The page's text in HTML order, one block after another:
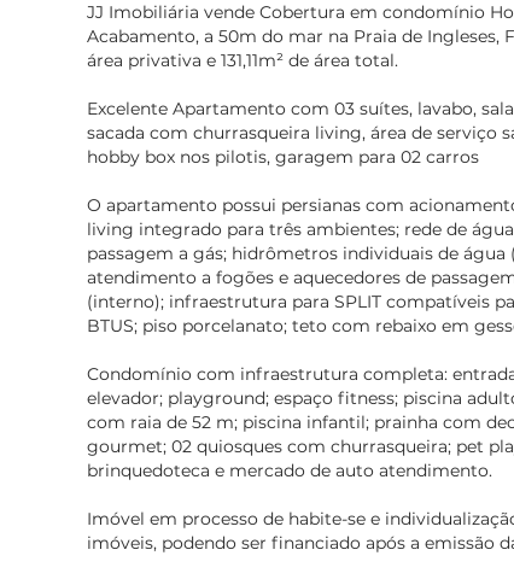
JJ Imobiliária vende Cobertura em condomínio
Acabamento, a 50m do mar na Praia de Ingleses,
área privativa e 131,11m² de área total.
Excelente Apartamento com 03 suítes, lavabo,
sacada com churrasqueira living, área de serviço
hobby box nos pilotis, garagem para 02 carros
O apartamento possui persianas com
living integrado para três ambientes; rede de
passagem a gás; hidrômetros individuais de água
atendimento a fogões e aquecedores de
(interno); infraestrutura para SPLIT compatíveis
BTUS; piso porcelanato; teto com rebaixo em
Condomínio com infraestrutura completa:
elevador; playground; espaço fitness; piscina
com raia de 52 m; piscina infantil; prainha com
gourmet; 02 quiosques com churrasqueira; pet
brinquedoteca e mercado de auto atendimento.
Imóvel em processo de habite-se e
imóveis, podendo ser financiado após a emissão